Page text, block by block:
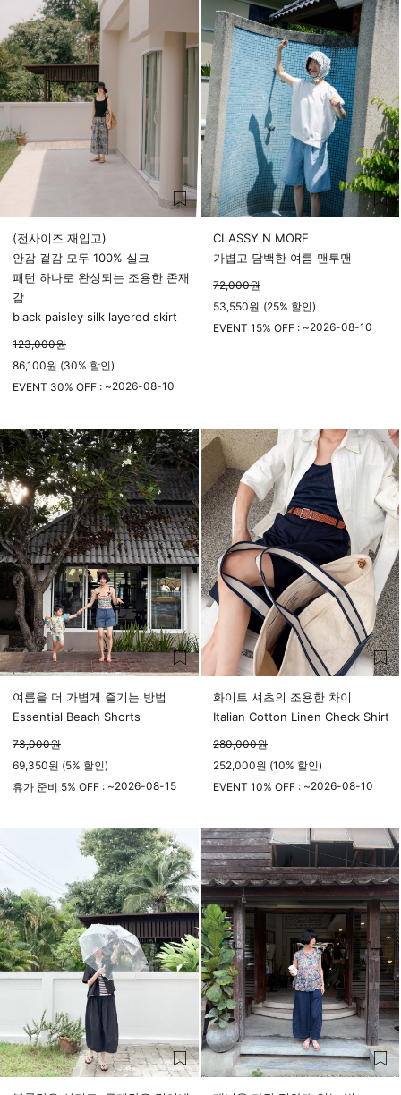
(전사이즈 재입고)
안감 겉감 모두 100% 실크
패턴 하나로 완성되는 조용한 존재
감
black paisley silk layered skirt
123,000원
86,100원 (30% 할인)
EVENT 30% OFF : ~2026-08-10
CLASSY N MORE
가볍고 담백한 여름 맨투맨
72,000원
53,550원 (25% 할인)
EVENT 15% OFF : ~2026-08-10
여름을 더 가볍게 즐기는 방법
Essential Beach Shorts
73,000원
69,350원 (5% 할인)
휴가 준비 5% OFF : ~2026-08-15
화이트 셔츠의 조용한 차이
Italian Cotton Linen Check Shirt
280,000원
252,000원 (10% 할인)
EVENT 10% OFF : ~2026-08-10